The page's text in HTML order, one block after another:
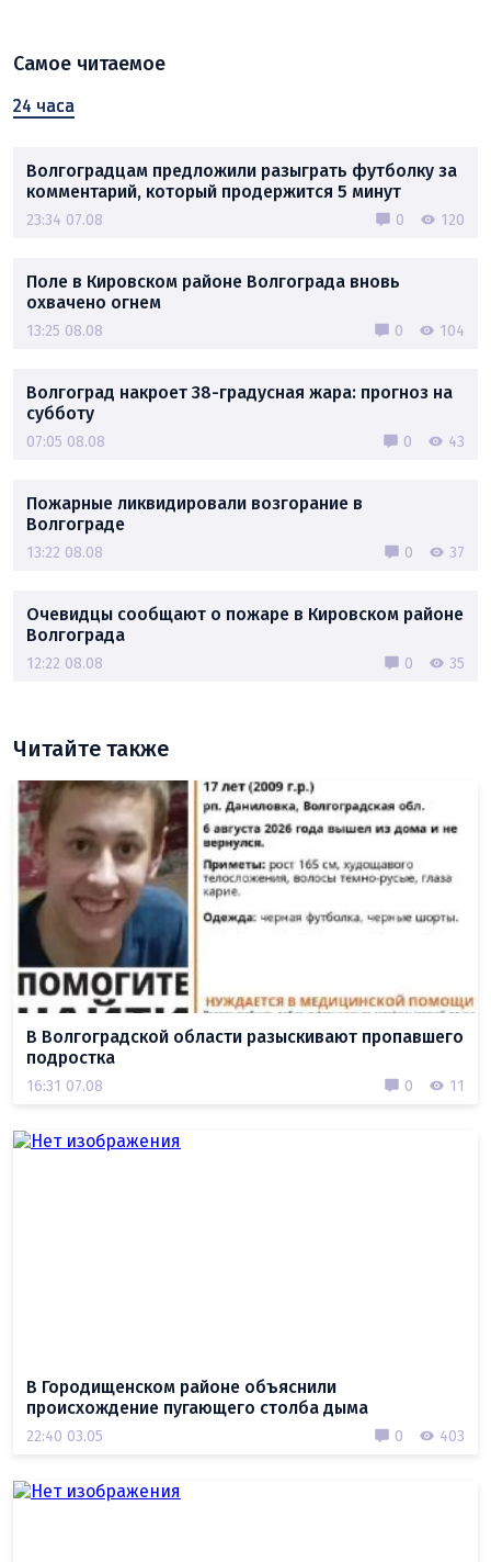
Самое читаемое
24 часа
Волгоградцам предложили разыграть футболку за
комментарий, который продержится 5 минут
23:34 07.08 0 120
Поле в Кировском районе Волгограда вновь
охвачено огнем
13:25 08.08 0 104
Волгоград накроет 38-градусная жара: прогноз на
субботу
07:05 08.08 0 43
Пожарные ликвидировали возгорание в
Волгограде
13:22 08.08 0 37
Очевидцы сообщают о пожаре в Кировском районе
Волгограда
12:22 08.08 0 35
Читайте также
В Волгоградской области разыскивают пропавшего
подростка
16:31 07.08 0 11
В Городищенском районе объяснили
происхождение пугающего столба дыма
22:40 03.05 0 403